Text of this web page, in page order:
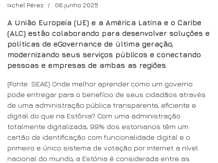
Ixchel Pérez 06 junho 2025
A União Europeia (UE) e a América Latina e o Caribe
(ALC) estão colaborando para desenvolver soluções e
políticas de eGovernance de última geração,
modernizando seus serviços públicos e conectando
pessoas e empresas de ambas as regiões.
(Fonte: SEAE) Onde melhor aprender como um governo
pode entregar para o benefício de seus cidadãos através
de uma administração pública transparente, eficiente e
digital do que na Estônia? Com uma administração
totalmente digitalizada, 99% dos estonianos têm um
cartão de identificação com funcionalidade digital e o
primeiro e único sistema de votação por internet a nível
nacional do mundo, a Estónia é considerada entre as